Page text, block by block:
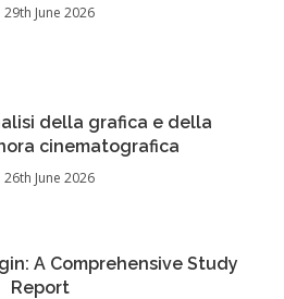
29th June 2026
della grafica e della
cinematografica
26th June 2026
A Comprehensive Study
Report